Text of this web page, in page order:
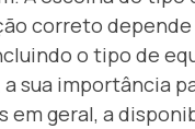
correto depende
o tipo de
a sua importância
em geral, a